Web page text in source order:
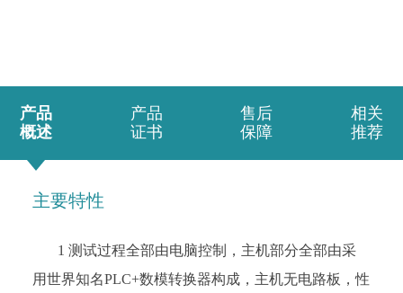
产品
概述
产品
证书
售后
保障
相关
推荐
主要特性
1 测试过程全部由电脑控制，主机部分全部由采
用世界知名PLC+数模转换器构成，主机无电路板，性